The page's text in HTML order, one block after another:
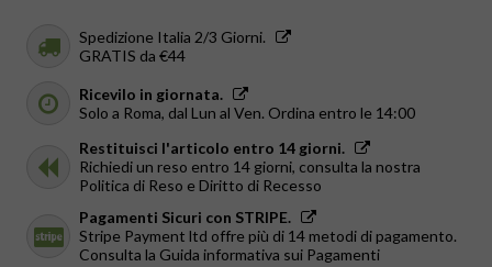
Spedizione Italia 2/3 Giorni.
GRATIS da €44
Ricevilo in giornata.
Solo a Roma, dal Lun al Ven. Ordina entro le 14:00
Restituisci l'articolo entro 14 giorni.
Richiedi un reso entro 14 giorni, consulta la nostra
Politica di Reso e Diritto di Recesso
Pagamenti Sicuri con STRIPE.
Stripe Payment ltd offre più di 14 metodi di pagamento.
Consulta la Guida informativa sui Pagamenti